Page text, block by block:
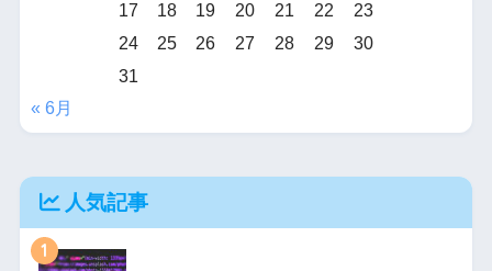
17
18 19 20 21 22
23
24
25 26 27 28 29
30
31
« 6月
人気記事
1